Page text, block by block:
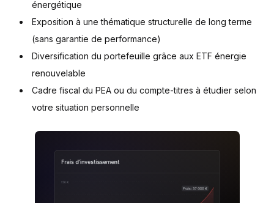
énergétique
Exposition à une thématique structurelle de long terme
(sans garantie de performance)
Diversification du portefeuille grâce aux ETF énergie
renouvelable
Cadre fiscal du PEA ou du compte-titres à étudier selon
votre situation personnelle